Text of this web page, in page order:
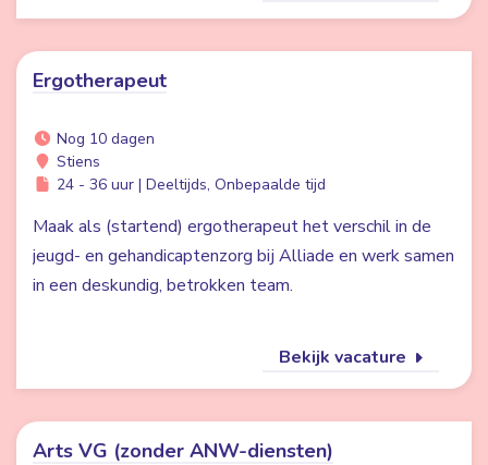
Ergotherapeut
Nog 10 dagen
Stiens
24 - 36 uur | Deeltijds, Onbepaalde tijd
Maak als (startend) ergotherapeut het verschil in de
jeugd- en gehandicaptenzorg bij Alliade en werk samen
in een deskundig, betrokken team.
Bekijk vacature
Arts VG (zonder ANW-diensten)